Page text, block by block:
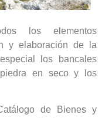
los elementos
y elaboración de la
los bancales
en seco y los
de Bienes y